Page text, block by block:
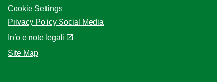
Cookie Settings
Privacy Policy Social Media
Info e note legali
Site Map